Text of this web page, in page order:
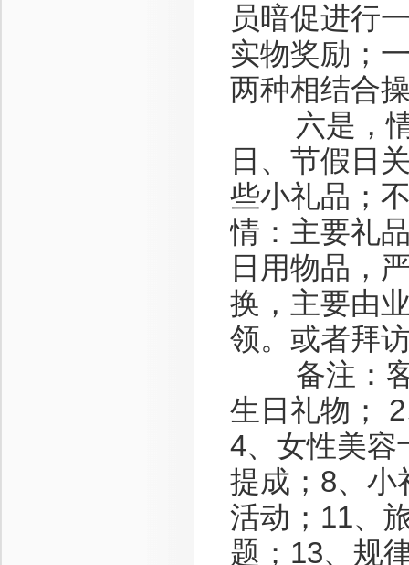
员暗促进行
实物奖励；
两种相结合
六是，情
日、节假日
些小礼品；
情：主要礼
日用物品，
换，主要由
领。或者拜
备注：客
生日礼物；
4、女性美容
提成；8、小
活动；11、
题；13、规